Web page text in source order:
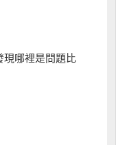
現哪裡是問題比